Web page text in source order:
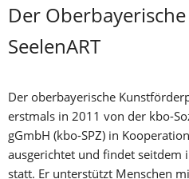
Der
SeelenART
Der oberbayerische
erstmals in 2011 von der kbo-
gGmbH (kbo-SPZ) in
ausgerichtet und findet seitdem
statt. Er unterstützt Menschen